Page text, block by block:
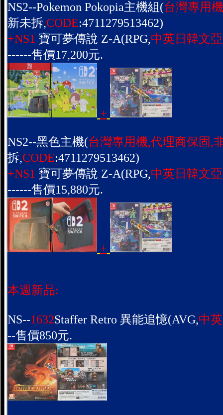
NS2--Pokemon Pokopia主機組(台灣專用
新未拆,CODE:4711279513462)
+NS1 寶可夢傳說 Z-A(RPG,中英日韓文
------售價17,200元.
+
NS2--黑色主機(台灣專用機,代理商保固,
拆,CODE:4711279513462)
+NS1 寶可夢傳說 Z-A(RPG,中英日韓文
------售價15,880元.
+
本週新品:
NS--1632Staffer Retro 異能追憶(AVG,中
--售價850元.